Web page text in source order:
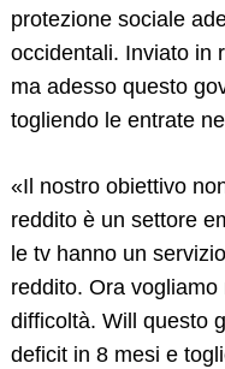
protezione sociale
occidentali. Inviato in
ma adesso questo
togliendo le entrate
«Il nostro obiettivo
reddito è un settore
le tv hanno un
reddito. Ora
difficoltà. Will questo
deficit in 8 mesi e
Search